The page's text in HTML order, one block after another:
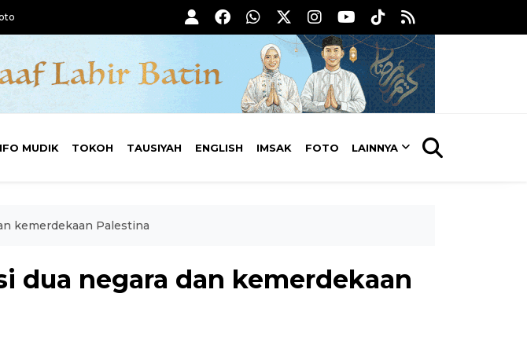
MUDIK TOKOH TAUSIYAH ENGLISH IMSAK FOTO LAINNYA
kemerdekaan Palestina
dua negara dan kemerdekaan